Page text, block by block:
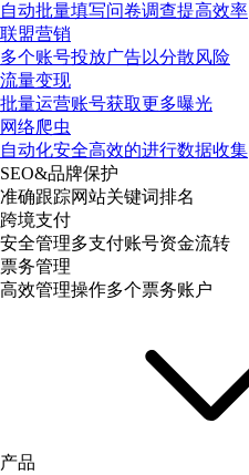
自动批量填写问卷调查提高效率
联盟营销
多个账号投放广告以分散风险
流量变现
批量运营账号获取更多曝光
网络爬虫
自动化安全高效的进行数据收集
SEO&品牌保护
准确跟踪网站关键词排名
跨境支付
安全管理多支付账号资金流转
票务管理
高效管理操作多个票务账户
产品